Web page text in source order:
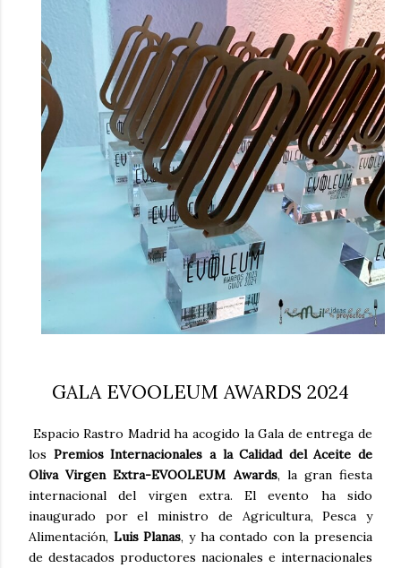
humilde como la alubia de La Bañeza en un snack ligero,
dorado, cargado de proteína y 100% natural. Es el
sustituto perfecto a los frutos se...
GALA EVOOLEUM AWARDS 2024
Espacio Rastro Madrid ha acogido la Gala de entrega de
los Premios Internacionales a la Calidad del Aceite de
Oliva Virgen Extra-EVOOLEUM Awards, la gran fiesta
internacional del virgen extra. El evento ha sido
inaugurado por el ministro de Agricultura, Pesca y
Alimentación, Luis Planas, y ha contado con la presencia
de destacados productores nacionales e internacionales